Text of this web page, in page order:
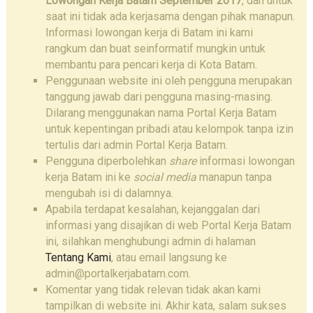
saat ini tidak ada kerjasama dengan pihak manapun.
Informasi lowongan kerja di Batam ini kami
rangkum dan buat seinformatif mungkin untuk
membantu para pencari kerja di Kota Batam.
Penggunaan website ini oleh pengguna merupakan
tanggung jawab dari pengguna masing-masing.
Dilarang menggunakan nama Portal Kerja Batam
untuk kepentingan pribadi atau kelompok tanpa izin
tertulis dari admin Portal Kerja Batam.
Pengguna diperbolehkan shareinformasi lowongan
kerja Batam ini ke social mediamanapun tanpa
mengubah isi di dalamnya.
Apabila terdapat kesalahan, kejanggalan dari
informasi yang disajikan di web Portal Kerja Batam
ini, silahkan menghubungi admin di halaman
Tentang Kami, atau email langsung ke
admin@portalkerjabatam.com.
Komentar yang tidak relevan tidak akan kami
tampilkan di website ini. Akhir kata, salam sukses